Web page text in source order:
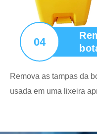
04
Remova as tampas da
usada em uma lixeira